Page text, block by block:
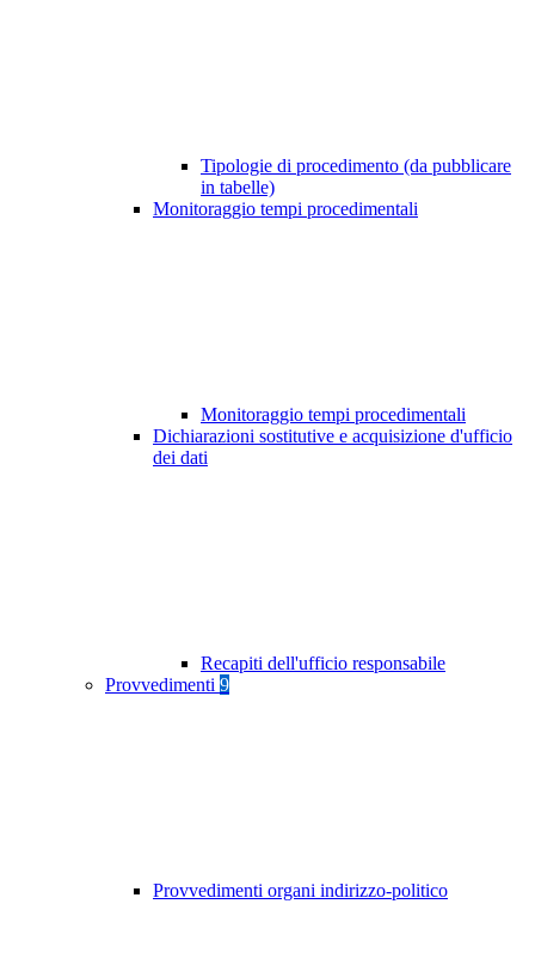
Tipologie di procedimento (da pubblicare
in tabelle)
Monitoraggio tempi procedimentali
Monitoraggio tempi procedimentali
Dichiarazioni sostitutive e acquisizione d'ufficio
dei dati
Recapiti dell'ufficio responsabile
Provvedimenti 9
Provvedimenti organi indirizzo-politico